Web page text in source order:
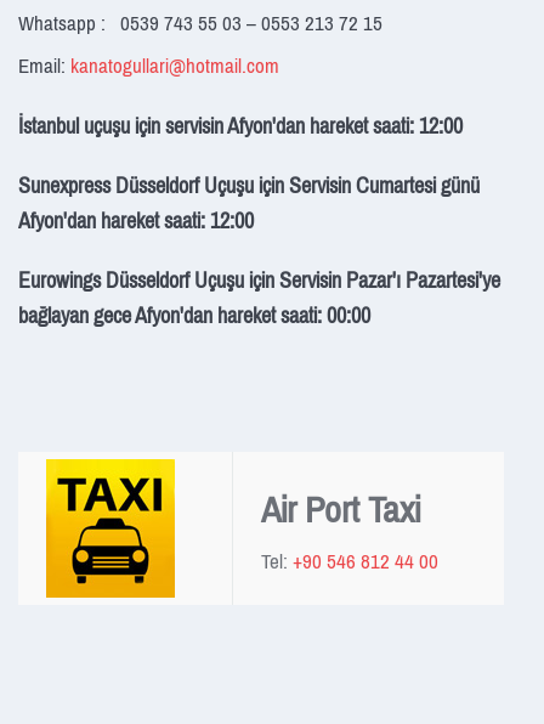
Whatsapp : 0539 743 55 03 – 0553 213 72 15
Email: kanatogullari@hotmail.com
İstanbul uçuşu için servisin Afyon'dan hareket saati: 12:00
Sunexpress Düsseldorf Uçuşu için Servisin Cumartesi günü
Afyon'dan hareket saati: 12:00
Eurowings Düsseldorf Uçuşu için Servisin Pazar'ı Pazartesi'ye
bağlayan gece Afyon'dan hareket saati: 00:00
Air Port Taxi
Tel: +90 546 812 44 00